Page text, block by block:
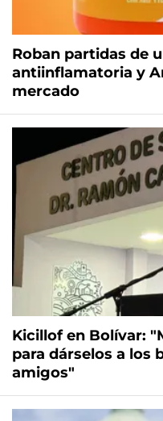
Roban partidas de
antiinflamatoria y
mercado
Kicillof en Bolívar:
para dárselos a los
amigos"